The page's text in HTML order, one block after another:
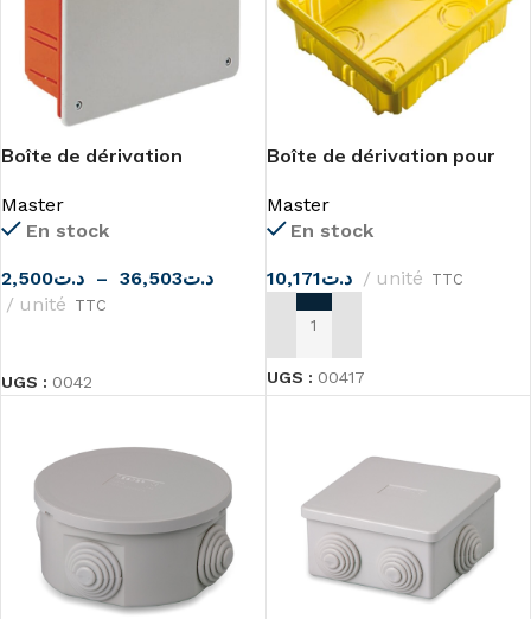
Boîte de dérivation
Master
Master
En stock
د.ت2,500 – د.ت36,503
unité TTC
UGS : 0042
Boîte de dérivation pour
Master
Master
En stock
د.ت10,171 unité TTC
AJOUTER AU PANIER
UGS : 00417